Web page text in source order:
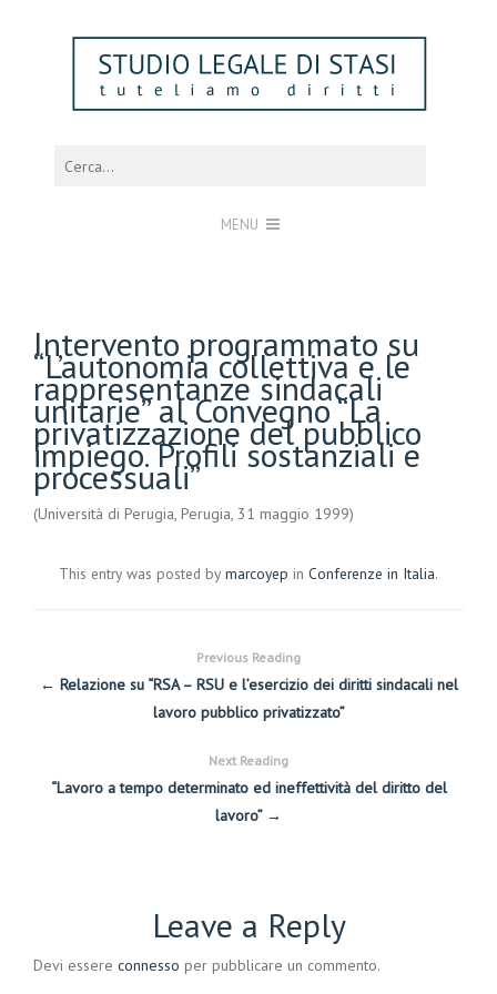
MENU
Intervento programmato su
“L’autonomia collettiva e le
rappresentanze sindacali
unitarie” al Convegno “La
privatizzazione del pubblico
impiego. Profili sostanziali e
processuali”
(Università di Perugia, Perugia, 31 maggio 1999)
This entry was posted by marcoyep in Conferenze in Italia.
Previous Reading
← Relazione su “RSA – RSU e l’esercizio dei diritti sindacali nel
lavoro pubblico privatizzato”
Next Reading
“Lavoro a tempo determinato ed ineffettività del diritto del
lavoro” →
Leave a Reply
Devi essere connesso per pubblicare un commento.